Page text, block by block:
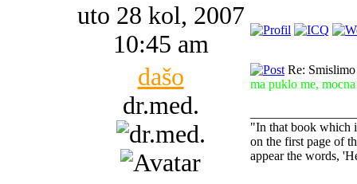
uto 28 kol, 2007
10:45 am
dašo
dr.med.
Re:
ma puklo me,
"In that book which
on the first page of
appear the words,